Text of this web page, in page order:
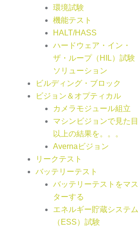
環境試験
機能テスト
HALT/HASS
ハードウェア・イン・
ザ・ループ（HIL）試験
ソリューション
ビルディング・ブロック
ビジョン＆オプティカル
カメラモジュール組立
マシンビジョンで見た目
以上の結果を。。。
Avernaビジョン
リークテスト
バッテリーテスト
バッテリーテストをマス
ターする
エネルギー貯蔵システム
（ESS）試験